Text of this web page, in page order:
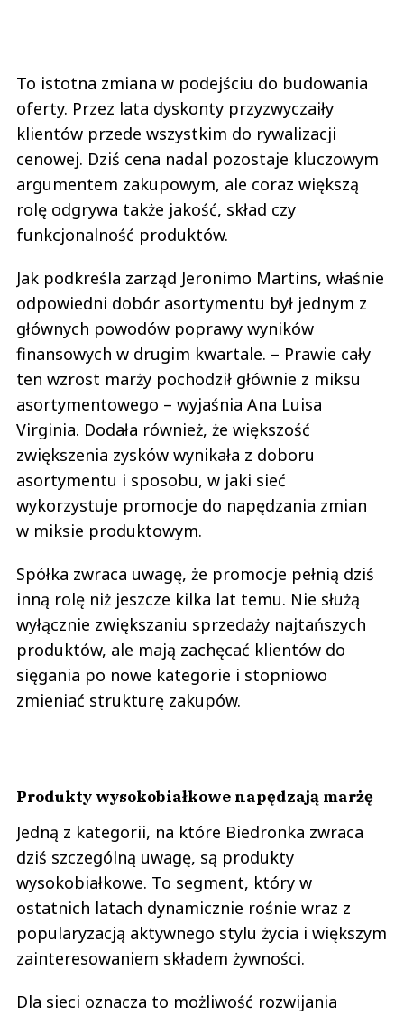
To istotna zmiana w podejściu do budowania
oferty. Przez lata dyskonty przyzwyczaiły
klientów przede wszystkim do rywalizacji
cenowej. Dziś cena nadal pozostaje kluczowym
argumentem zakupowym, ale coraz większą
rolę odgrywa także jakość, skład czy
funkcjonalność produktów.
Jak podkreśla zarząd Jeronimo Martins, właśnie
odpowiedni dobór asortymentu był jednym z
głównych powodów poprawy wyników
finansowych w drugim kwartale. – Prawie cały
ten wzrost marży pochodził głównie z miksu
asortymentowego – wyjaśnia Ana Luisa
Virginia. Dodała również, że większość
zwiększenia zysków wynikała z doboru
asortymentu i sposobu, w jaki sieć
wykorzystuje promocje do napędzania zmian
w miksie produktowym.
Spółka zwraca uwagę, że promocje pełnią dziś
inną rolę niż jeszcze kilka lat temu. Nie służą
wyłącznie zwiększaniu sprzedaży najtańszych
produktów, ale mają zachęcać klientów do
sięgania po nowe kategorie i stopniowo
zmieniać strukturę zakupów.
Produkty wysokobiałkowe napędzają marżę
Jedną z kategorii, na które Biedronka zwraca
dziś szczególną uwagę, są produkty
wysokobiałkowe. To segment, który w
ostatnich latach dynamicznie rośnie wraz z
popularyzacją aktywnego stylu życia i większym
zainteresowaniem składem żywności.
Dla sieci oznacza to możliwość rozwijania